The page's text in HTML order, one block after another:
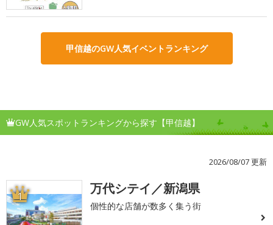
甲信越のGW人気イベントランキング
GW人気スポットランキングから探す【甲信越】
2026/08/07 更新
1 万代シテイ／新潟県
個性的な店舗が数多く集う街